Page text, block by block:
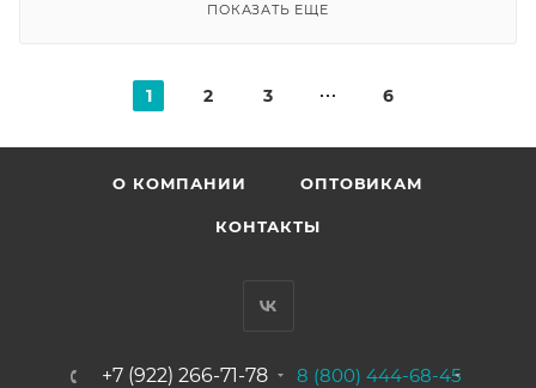
ПОКАЗАТЬ ЕЩЕ
1 2 3 6
О КОМПАНИИ ОПТОВИКАМ
КОНТАКТЫ
+7 (922) 266-71-78 8 (800) 444-68-45